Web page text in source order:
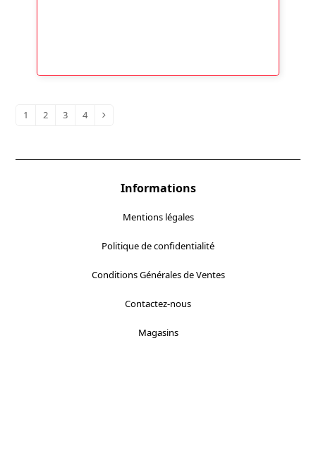
1 2 3 4
Informations
Mentions légales
Politique de confidentialité
Conditions Générales de Ventes
Contactez-nous
Magasins